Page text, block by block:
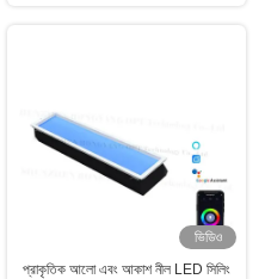
ভিডিও
প্রাকৃতিক আলো এবং আকাশ নীল LED সিলিং